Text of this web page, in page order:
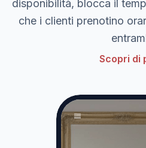
disponibilità, blocca il
che i clienti prenotino
Scopri di